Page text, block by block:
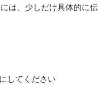
は、少しだけ具体的に伝
してください